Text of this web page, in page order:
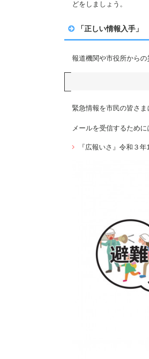
どをしましょう。
「正しい情報入手」
報道機関や市役所から
緊急情報を市民の皆さ
メールを受信するため
『広報いさ』令和３年